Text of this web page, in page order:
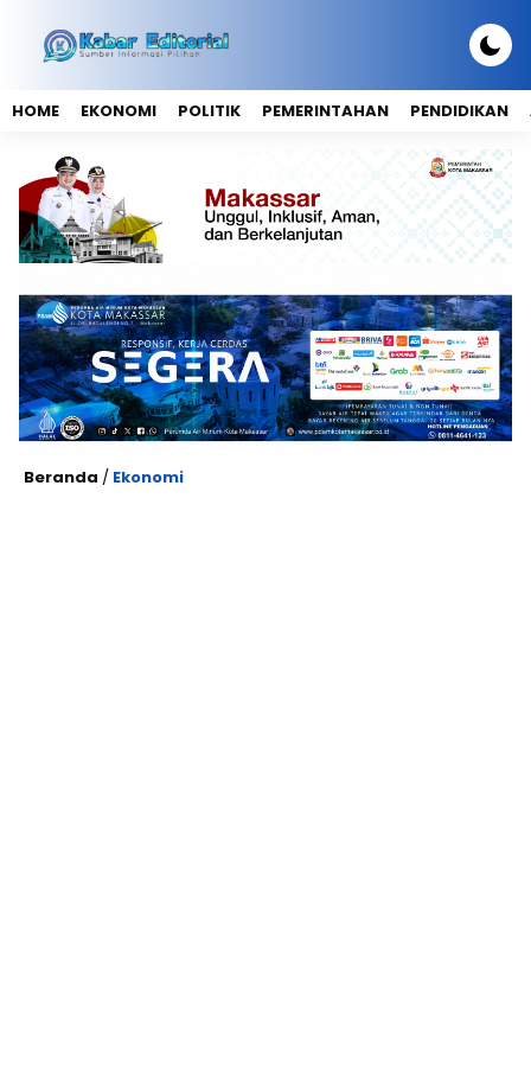
HOME EKONOMI POLITIK PEMERINTAHAN PENDIDIKAN
Beranda / Ekonomi